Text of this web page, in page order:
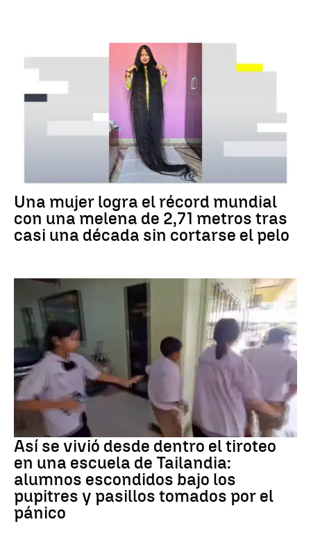
RÉCORD GUINNESS
Una mujer logra el récord mundial
con una melena de 2,71 metros tras
casi una década sin cortarse el pelo
Así se vivió desde dentro el tiroteo
en una escuela de Tailandia:
alumnos escondidos bajo los
pupitres y pasillos tomados por el
pánico